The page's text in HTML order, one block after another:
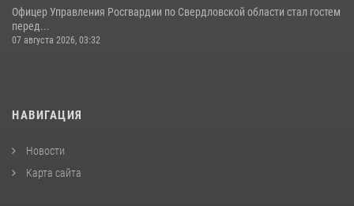
Офицер Управления Росгвардии по Свердловской области стал гостем
перед...
07 августа 2026, 03:32
НАВИГАЦИЯ
Новости
Карта сайта